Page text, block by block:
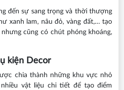
đến sự sang trọng và thời thượng
xanh lam, nâu đỏ, vàng đất,… tạo
cũng có chút phóng khoáng,
kiện Decor
chia thành những khu vực nhỏ
vật liệu chi tiết để tạo điểm